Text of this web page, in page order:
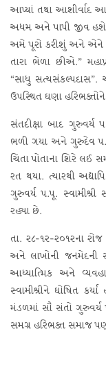
આપ્યાં તથા આશીર્વાદ
અધમ અને પાપી જીવ
અમે પૂરો કરીશું અને એને
તારા ભેળા છીએ.”
“સાધુ સત્યસંકલ્પદાસ”. આ
ઉપસ્થિત ઘણા
સંતદીક્ષા બાદ ગુરુવર્ય
ભળી ગયા અને ગુરુદેવ
ચિંતા પોતાના શિરે લઈ
રત થયા. ત્યારથી
ગુરુવર્ય પ.પૂ.
રહ્યા છે.
તા. ૨૮-૧૨-૨૦૧૨ના
અને લાખોની જનમેદની
આધ્યાત્મિક અને
સ્વામીશ્રીને ઘોષિત
મંડળમાં સૌ સંતો ગુરુવર્ય
સમગ્ર હરિભક્ત સમાજ